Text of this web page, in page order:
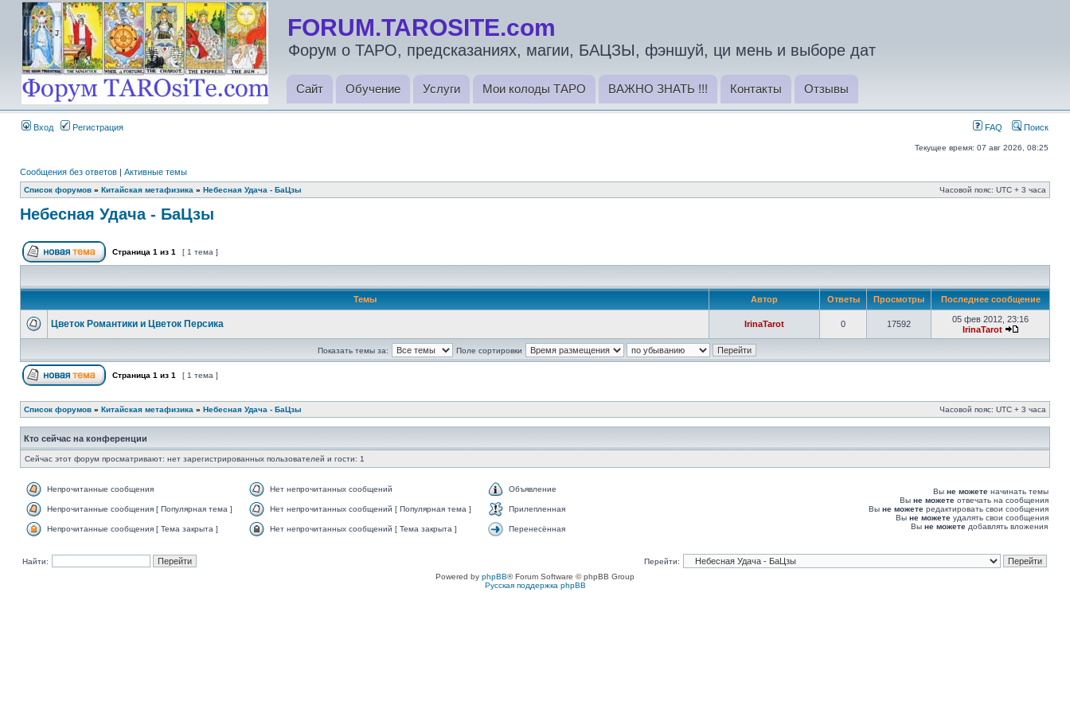
FORUM.TAROSITE.com
Форум о ТАРО, предсказаниях, магии, БАЦЗЫ, фэншуй, ци мень и выборе дат
Сайт Обучение Услуги Мои колоды ТАРО ВАЖНО ЗНАТЬ !!! Контакты Отзывы
Вход Регистрация FAQ Поиск
Текущее время: 07 авг 2026, 08:25
Сообщения без ответов | Активные темы
Список форумов » Китайская метафизика » Небесная Удача - БаЦзы Часовой пояс: UTC + 3 часа
Небесная Удача - БаЦзы
Страница 1 из 1 [ 1 тема ]
Темы Автор Ответы Просмотры Последнее сообщение
Цветок Романтики и Цветок Персика IrinaTarot 0 17592
05 фев 2012, 23:16
IrinaTarot
Показать темы за: Поле сортировки
Страница 1 из 1 [ 1 тема ]
Список форумов » Китайская метафизика » Небесная Удача - БаЦзы Часовой пояс: UTC + 3 часа
Кто сейчас на конференции
Сейчас этот форум просматривают: нет зарегистрированных пользователей и гости: 1
Непрочитанные сообщения Нет непрочитанных сообщений Объявление
Непрочитанные сообщения [ Популярная тема ] Нет непрочитанных сообщений [ Популярная тема ] Прилепленная
Непрочитанные сообщения [ Тема закрыта ] Нет непрочитанных сообщений [ Тема закрыта ] Перенесённая
Вы не можете начинать темы
Вы не можете отвечать на сообщения
Вы не можете редактировать свои сообщения
Вы не можете удалять свои сообщения
Вы не можете добавлять вложения
Найти:
Перейти:
Powered by phpBB® Forum Software © phpBB Group
Русская поддержка phpBB